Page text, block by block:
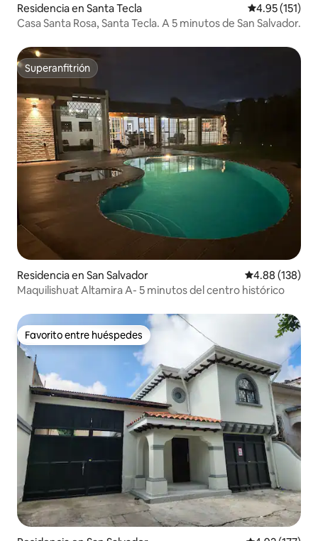
Residencia en Santa Tecla Calificación
4.95 (151)
Casa Santa Rosa, Santa Tecla. A 5 minutos de San Salvador.
Superanfitrión
Superanfitrión
Residencia en San Salvador Calificación
4.88 (138)
Maquilishuat Altamira A- 5 minutos del centro histórico
Favorito entre huéspedes
Favorito entre huéspedes